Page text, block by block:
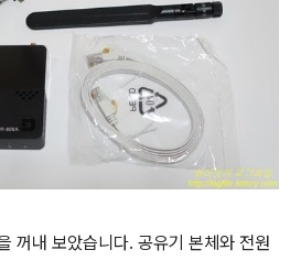
꺼내 보았습니다. 공유기 본체와 전원